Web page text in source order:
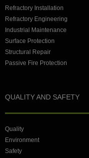
Refractory Installation
Refractory Engineering
Industrial Maintenance
Surface Protection
Structural Repair
Passive Fire Protection
QUALITY AND SAFETY
Quality
Environment
Safety